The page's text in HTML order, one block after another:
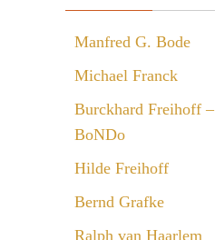
Manfred G. Bode
Michael Franck
Burckhard Freihoff –
BoNDo
Hilde Freihoff
Bernd Grafke
Ralph van Haarlem